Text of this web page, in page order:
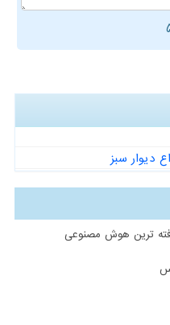
دیوار سبز
ترین هوش مصنوعی